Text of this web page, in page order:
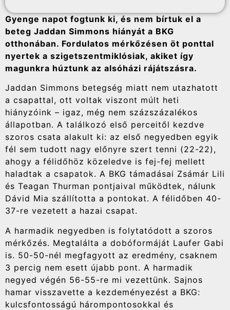
Gyenge napot fogtunk ki, és nem bírtuk el a
beteg Jaddan Simmons hiányát a BKG
otthonában. Fordulatos mérkőzésen öt ponttal
nyertek a szigetszentmiklósiak, akiket így
magunkra húztunk az alsóházi rájátszásra.
Jaddan Simmons betegség miatt nem utazhatott
a csapattal, ott voltak viszont múlt heti
hiányzóink – igaz, még nem százszázalékos
állapotban. A találkozó első perceitől kezdve
szoros csata alakult ki: az első negyedben egyik
fél sem tudott nagy előnyre szert tenni (22-22),
ahogy a félidőhöz közeledve is fej-fej mellett
haladtak a csapatok. A BKG támadásai Zsámár Lili
és Teagan Thurman pontjaival működtek, nálunk
Dávid Mia szállította a pontokat. A félidőben 40-
37-re vezetett a hazai csapat.
A harmadik negyedben is folytatódott a szoros
mérkőzés. Megtalálta a dobóformáját Laufer Gabi
is. 50-50-nél megfagyott az eredmény, csaknem
3 percig nem esett újabb pont. A harmadik
negyed végén 56-55-re mi vezettünk. Sajnos
hamar visszavette a kezdeményezést a BKG:
kulcsfontosságú hárompontosokkal és